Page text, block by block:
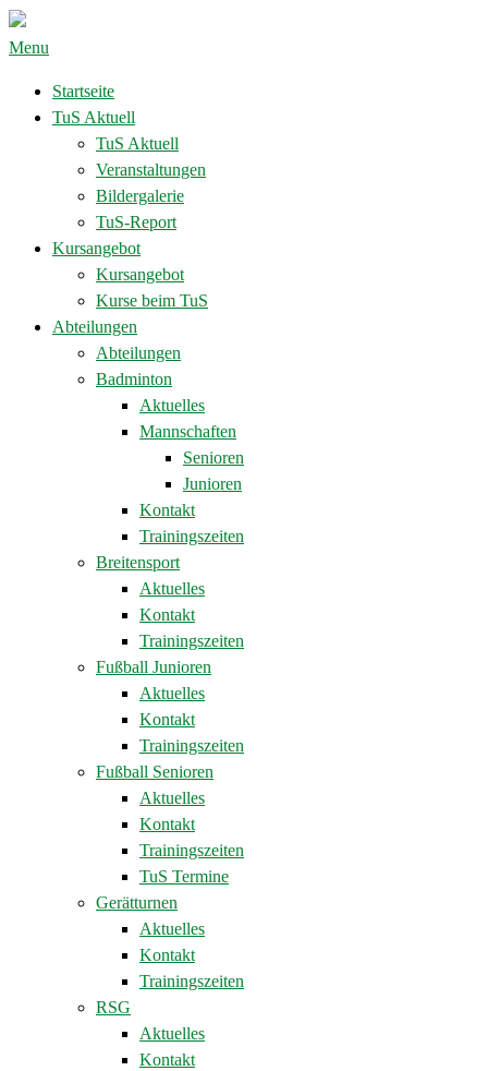
Menu
Startseite
TuS Aktuell
TuS Aktuell
Veranstaltungen
Bildergalerie
TuS-Report
Kursangebot
Kursangebot
Kurse beim TuS
Abteilungen
Abteilungen
Badminton
Aktuelles
Mannschaften
Senioren
Junioren
Kontakt
Trainingszeiten
Breitensport
Aktuelles
Kontakt
Trainingszeiten
Fußball Junioren
Aktuelles
Kontakt
Trainingszeiten
Fußball Senioren
Aktuelles
Kontakt
Trainingszeiten
TuS Termine
Gerätturnen
Aktuelles
Kontakt
Trainingszeiten
RSG
Aktuelles
Kontakt